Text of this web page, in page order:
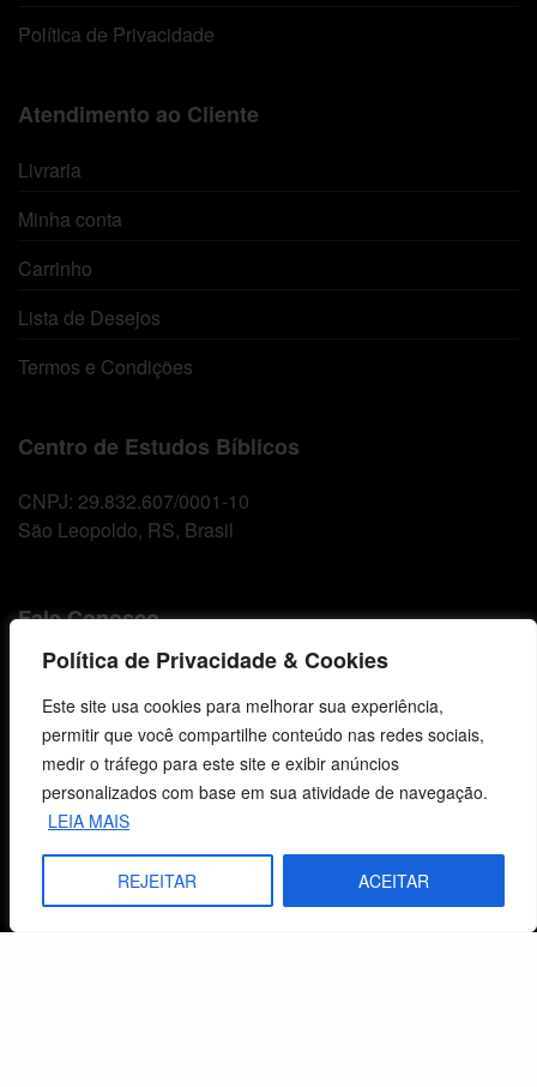
Política de Privacidade & Cookies
Este site usa cookies para melhorar sua experiência,
permitir que você compartilhe conteúdo nas redes sociais,
medir o tráfego para este site e exibir anúncios
personalizados com base em sua atividade de navegação.
LEIA MAIS
REJEITAR ACEITAR
Política de Privacidade
Atendimento ao Cliente
Livraria
Minha conta
Carrinho
Lista de Desejos
Termos e Condições
Centro de Estudos Bíblicos
CNPJ: 29.832.607/0001-10
São Leopoldo, RS, Brasil
Fale Conosco
E-mails
vendas@cebi.org.br
comunicacao@cebi.org.br
WhatsApp / Vendas
+55 (51) 99734-4518
WhatsApp / Comunicação
+55 (51) 99799-3041